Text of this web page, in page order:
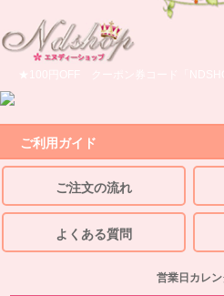
ご利用ガイド
ご注文の流れ
よくある質問
営業日カレ